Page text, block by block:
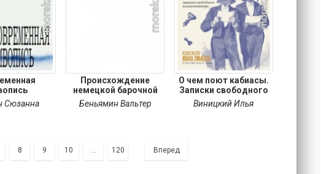
Сюзанна
Происхождение
немецкой барочной
драмы
Беньямин Вальтер
О чем поют кабиасы.
Записки свободного
Виницкий Илья
8 9 10 ... 120 Вперед